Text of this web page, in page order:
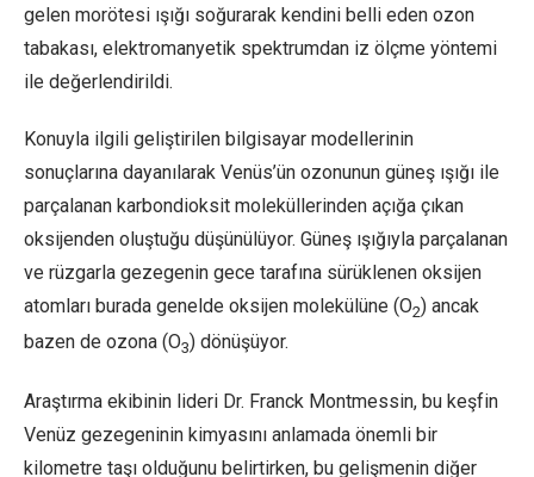
gelen morötesi ışığı soğurarak kendini belli eden ozon
tabakası, elektromanyetik spektrumdan iz ölçme yöntemi
ile değerlendirildi.
Konuyla ilgili geliştirilen bilgisayar modellerinin
sonuçlarına dayanılarak Venüs’ün ozonunun güneş ışığı ile
parçalanan karbondioksit moleküllerinden açığa çıkan
oksijenden oluştuğu düşünülüyor. Güneş ışığıyla parçalanan
ve rüzgarla gezegenin gece tarafına sürüklenen oksijen
atomları burada genelde oksijen molekülüne (O2) ancak
bazen de ozona (O3) dönüşüyor.
Araştırma ekibinin lideri Dr. Franck Montmessin, bu keşfin
Venüz gezegeninin kimyasını anlamada önemli bir
kilometre taşı olduğunu belirtirken, bu gelişmenin diğer